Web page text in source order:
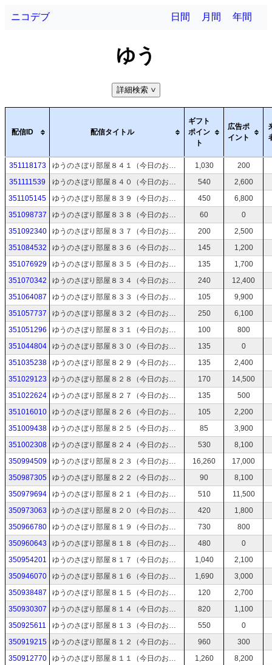
ニコデブ 日間 月間 年間
ゆう
詳細検索 >
配信ID 配信タイトル
ギフト
ポイン
ト
広告ポ
イント
351118173 ゆうのさぼり部屋８４１（今日のお絵描き：花火大会をみるゆうさん→時間があれば制裁を受ける絵→時間と体力が残ってたらTODOリストから） 1,030
200
351111539
ゆうのさぼり部屋８４０（今日のお絵描き：裏ゴーヤーの日→時間があれば制裁を受ける絵→時間と体力が残ってたらTODOリストから） 540
2,600
351105145
ゆうのさぼり部屋８３９（今日のお絵描き：へらしぼりの日→時間があれば制裁を受ける絵→時間と体力が残ってたらTODOリストから） 450
6,800
351098737
ゆうのさぼり部屋８３８（今日のお絵描き：破産して溶けた顔のゆうさん→時間があれば制裁を受ける絵→時間と体力が残ってたらTODOリストから） 60
0
351092340
ゆうのさぼり部屋８３７（今日のお絵描き：カレーうどんの日→時間があれば制裁を受ける絵→時間と体力が残ってたらTODOリストから） 200
2,500
351084532
ゆうのさぼり部屋８３６（今日のお絵描き：はっぴの日→時間があれば制裁を受ける絵→時間と体力が残ってたらTODOリストから） 145
1,200
351076929
ゆうのさぼり部屋８３５（今日のお絵描き：ビーチで狐色に焼けるゆうさん→時間があれば制裁を受ける絵→時間と体力が残ってたらTODOリストから） 135
1,700
351070342
ゆうのさぼり部屋８３４（今日のお絵描き：庭の草処理を頼まれたゆうさん→時間があれば制裁を受ける絵→時間と体力が残ってたらTODOリストから） 240
12,400
351064087
ゆうのさぼり部屋８３３（今日のお絵描き：草刈りをするゆうさん→時間があれば制裁を受ける絵→時間と体力が残ってたらTODOリストから） 105
9,900
351057737
ゆうのさぼり部屋８３２（今日のお絵描き：アザラシの着ぐるみを着たゆうさん→時間があれば制裁を受ける絵→時間と体力が残ってたらTODOリストから） 250
6,100
351051296
ゆうのさぼり部屋８３１（今日のお絵描き：スイカの日→時間があれば制裁を受ける絵→時間と体力が残ってたらTODOリストから） 100
800
351044804
ゆうのさぼり部屋８３０（今日のお絵描き：夏風呂の日→時間があれば制裁を受ける絵→時間と体力が残ってたらTODOリストから） 135
0
351035238
ゆうのさぼり部屋８２９（今日のお絵描き：夏氷のように器の中でシロップをかけられる→時間があれば制裁を受ける絵→時間と体力が残ってたらTODOリストから） 135
2,400
351029123
ゆうのさぼり部屋８２８（今日のお絵描き：ピザ生地をこねるゆうさん→時間があれば制裁を受ける絵→時間と体力が残ってたらTODOリストから） 170
14,500
351022624
ゆうのさぼり部屋８２７（今日のお絵描き：お立ち台で扇子を持って踊るゆうさん→時間があれば制裁を受ける絵→時間と体力が残ってたらTODOリストから） 135
500
351016010
ゆうのさぼり部屋８２６（今日のお絵描き：フルーツ柄のワンピースを着ているゆうさん→時間があれば制裁を受ける絵→時間と体力が残ってたらTODOリストから） 105
2,200
351009438
ゆうのさぼり部屋８２５（今日のお絵描き：キングスフィールド２発売日→時間があれば制裁を受ける絵→時間と体力が残ってたらTODOリストから） 85
3,900
351002308
ゆうのさぼり部屋８２４（今日のお絵描き：ウニを殺してしまった事を受け入れられない→時間があれば制裁を受ける絵→時間と体力が残ってたらTODOリストから） 530
8,100
350994509
ゆうのさぼり部屋８２３（今日のお絵描き：うにゆうさん→時間があれば制裁を受ける絵→時間と体力が残ってたらTODOリストから） 16,260
17,000
350987305
ゆうのさぼり部屋８２２（今日のお絵描き：うさ耳を付けたゆうさん→時間があれば制裁を受ける絵→時間と体力が残ってたらTODOリストから） 90
8,100
350979694
ゆうのさぼり部屋８２１（今日のお絵描き：世界絵文字デー→時間があれば制裁を受ける絵→時間と体力が残ってたらTODOリストから） 510
11,500
350973063
ゆうのさぼり部屋８２０（今日のお絵描き：溶岩から誘い落とすゆうさん→時間があれば制裁を受ける絵→時間と体力が残ってたらTODOリストから） 420
1,800
350966780
ゆうのさぼり部屋８１９（今日のお絵描き：ファミコンの日→時間があれば制裁を受ける絵→時間と体力が残ってたらTODOリストから） 730
800
350960643
ゆうのさぼり部屋８１８（今日のお絵描き：今月のカラオケ→時間があれば制裁を受ける絵→時間と体力が残ってたらTODOリストから） 480
0
350954201
ゆうのさぼり部屋８１７（今日のお絵描き：オカルト記念日→時間があれば制裁を受ける絵→時間と体力が残ってたらTODOリストから） 1,040
2,100
350946070
ゆうのさぼり部屋８１６（今日のお絵描き：銅剣を振り回すゆうさん→時間があれば制裁を受ける絵→時間と体力が残ってたらTODOリストから） 1,690
3,000
350938487
ゆうのさぼり部屋８１５（今日のお絵描き：コンビニ店員ゆうさん→時間があれば制裁を受ける絵→時間と体力が残ってたらTODOリストから） 120
2,700
350930307
ゆうのさぼり部屋８１４（今日のお絵描き：ショートボブゆうさん→時間があれば制裁を受ける絵→時間と体力が残ってたらTODOリストから） 820
1,100
350925611
ゆうのさぼり部屋８１３（今日のお絵描き：お腹をぺちぺちするゆうさん→時間があれば制裁を受ける絵→時間と体力が残ってたらTODOリストから） 550
0
350919215
ゆうのさぼり部屋８１２（今日のお絵描き：正方形に適応するゆうさん→時間があれば制裁を受ける絵→時間と体力が残ってたらTODOリストから） 960
300
350912770
ゆうのさぼり部屋８１１（今日のお絵描き：リアル脱出ゲームの日→時間があれば制裁を受ける絵→時間と体力が残ってたらTODOリストから） 1,260
8,200